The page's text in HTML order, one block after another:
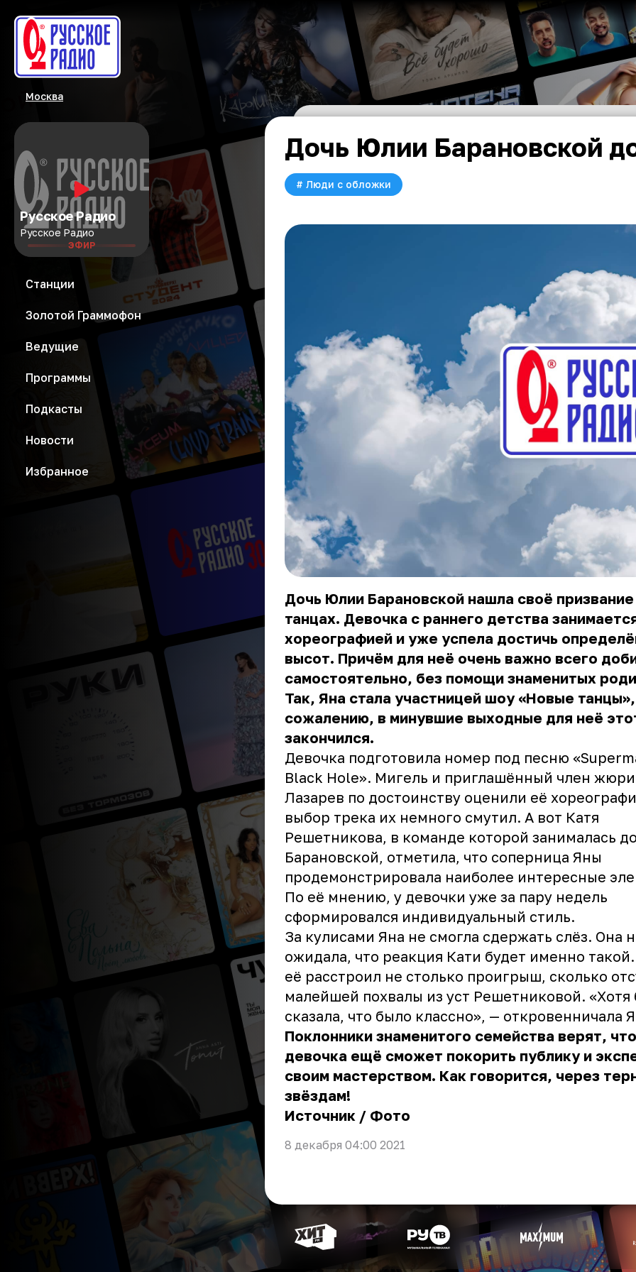
Москва
Русское Радио
Русское Радио
ЭФИР
Станции
Золотой Граммофон
Ведущие
Программы
Подкасты
Новости
Избранное
Дочь Юлии Барановской
# Люди с обложки
Дочь Юлии Барановской нашла своё призвание
танцах. Девочка с раннего детства
хореографией и уже успела достичь
высот. Причём для неё очень важно всего
самостоятельно, без помощи знаменитых
Так, Яна стала участницей шоу «Новые
сожалению, в минувшие выходные для неё
закончился.
Девочка подготовила номер под песню
Black Hole». Мигель и приглашённый член
Лазарев по достоинству оценили её
выбор трека их немного смутил. А вот Катя
Решетникова, в команде которой занималась
Барановской, отметила, что соперница Яны
продемонстрировала наиболее интересные
По её мнению, у девочки уже за пару недель
сформировался индивидуальный стиль.
За кулисами Яна не смогла сдержать слёз. Она
ожидала, что реакция Кати будет именно
её расстроил не столько проигрыш, сколько
малейшей похвалы из уст Решетниковой. «Хотя
сказала, что было классно», — откровенничала
Поклонники знаменитого семейства верят, что
девочка ещё сможет покорить публику и
своим мастерством. Как говорится, через
звёздам!
Источник / Фото
8 декабря 04:00 2021